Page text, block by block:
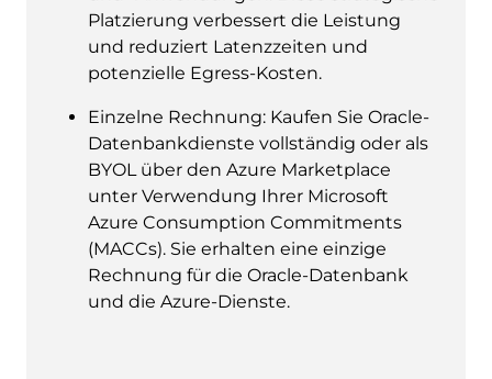
Platzierung verbessert die Leistung
und reduziert Latenzzeiten und
potenzielle Egress-Kosten.
Einzelne Rechnung: Kaufen Sie Oracle-
Datenbankdienste vollständig oder als
BYOL über den Azure Marketplace
unter Verwendung Ihrer Microsoft
Azure Consumption Commitments
(MACCs). Sie erhalten eine einzige
Rechnung für die Oracle-Datenbank
und die Azure-Dienste.